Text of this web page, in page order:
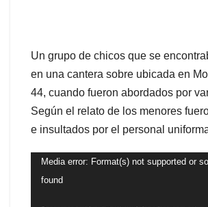
Un grupo de chicos que se
en una cantera sobre ubicada en
44, cuando fueron abordados por
Según el relato de los menores
e insultados por el personal
Reproductor
de
Media error: Format(s) not supported or
found